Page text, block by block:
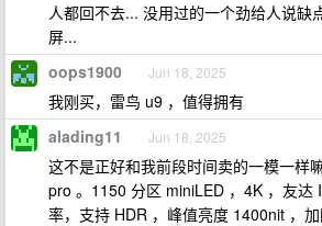
人都回不去... 没用过的一个劲给人说缺
屏...
oops1900 Jun 18, 2025
我刚买，雷鸟 u9 ，值得拥有
alading11 Jun 18, 2025
这不是正好和我前段时间卖的一模一样
pro 。1150 分区 miniLED ，4K ，友达
率，支持 HDR ，峰值亮度 1400nit ，